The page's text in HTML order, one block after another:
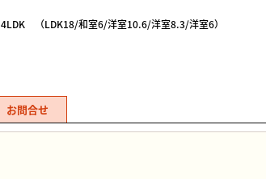
4LDK （LDK18/和室6/洋室10.6/洋室8.3/洋室6）
お問合せ